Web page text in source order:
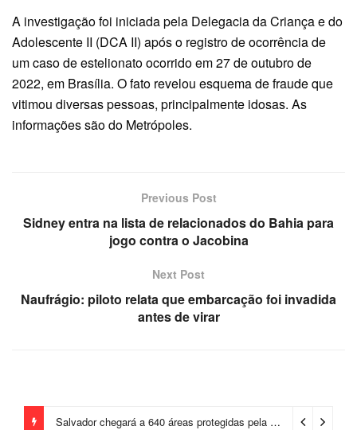
A investigação foi iniciada pela Delegacia da Criança e do
Adolescente II (DCA II) após o registro de ocorrência de
um caso de estelionato ocorrido em 27 de outubro de
2022, em Brasília. O fato revelou esquema de fraude que
vitimou diversas pessoas, principalmente idosas. As
informações são do Metrópoles.
Previous Post
Sidney entra na lista de relacionados do Bahia para
jogo contra o Jacobina
Next Post
Naufrágio: piloto relata que embarcação foi invadida
antes de virar
Salvador chegará a 640 áreas protegidas pela Prefeitura com investimentos em contenções de encostas e prevenção de riscos